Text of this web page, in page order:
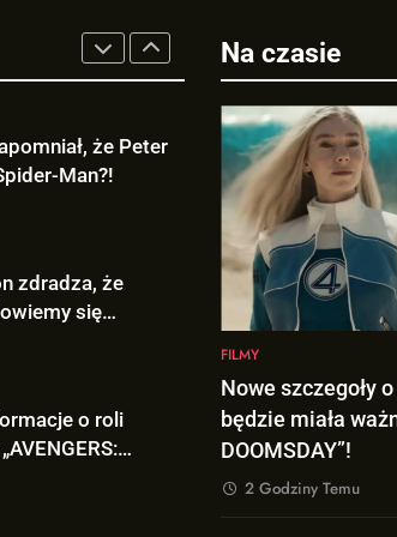
kostium Thora w
DOOMSDAY”!
że Peter
Man?!
zdradza, że
się
po napisach
o roli
Na czasie
FILMY
Nowe szczegoły
będzie miała
DOOMSDAY”!
2 Godziny Temu